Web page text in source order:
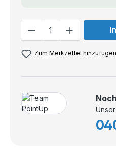
Zum Merkzettel hinzufügen